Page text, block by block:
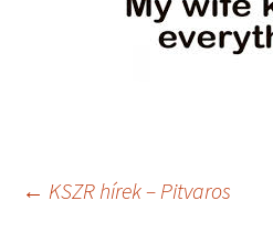
Bejegyzés
← KSZR hírek – Pitvaros